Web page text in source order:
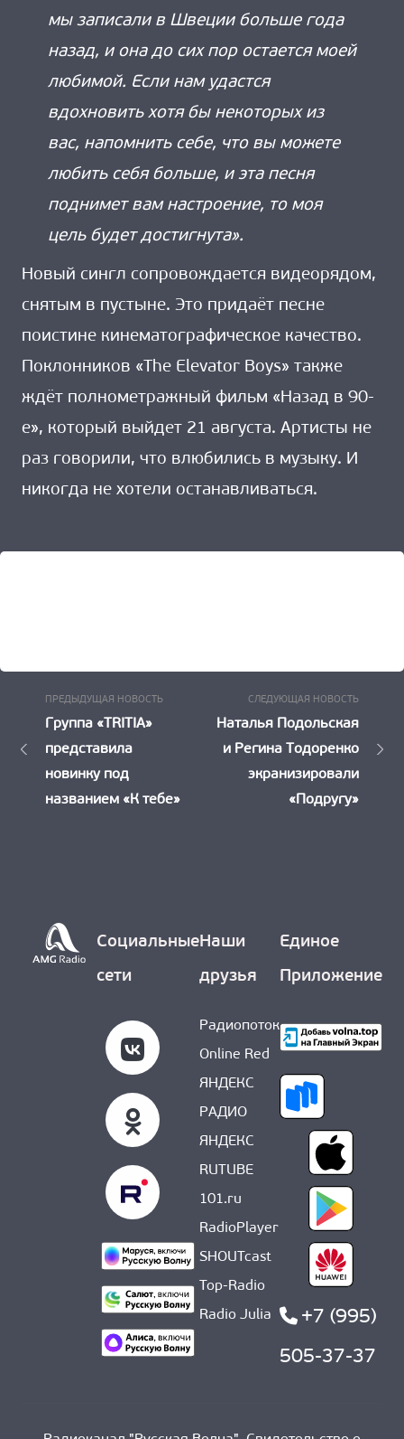
мы записали в Швеции больше года
назад, и она до сих пор остается моей
любимой. Если нам удастся
вдохновить хотя бы некоторых из
вас, напомнить себе, что вы можете
любить себя больше, и эта песня
поднимет вам настроение, то моя
цель будет достигнута».
Новый сингл сопровождается видеорядом,
снятым в пустыне. Это придаёт песне
поистине кинематографическое качество.
Поклонников «The Elevator Boys» также
ждёт полнометражный фильм «Назад в 90-
е», который выйдет 21 августа. Артисты не
раз говорили, что влюбились в музыку. И
никогда не хотели останавливаться.
Навигация
записям
ПРЕДЫДУЩАЯ НОВОСТЬПредыдущая
Новость:
Группа «TRITIA»
представила
новинку под
названием «К тебе»
СЛЕДУЮЩАЯ НОВОСТЬ
Наталья Подольская
и Регина Тодоренко
экранизировали
«Подругу»
Социальные
сети
Наши
друзья
Радиопоток
Online Red
ЯНДЕКС
РАДИО
ЯНДЕКС
RUTUBE
101.ru
RadioPlayer
SHOUTcast
Top-Radio
Radio Julia
Единое
Приложение
+7 (995)
505-37-37